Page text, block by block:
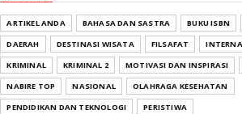
ARTIKEL ANDA BAHASA DAN SASTRA BUKU ISBN
DAERAH
DESTINASI WISATA FILSAFAT
KRIMINAL
KRIMINAL 2 MOTIVASI DAN INSPIRASI
NABIRE TOP
NASIONAL
OLAHRAGA KESEHATAN
PENDIDIKAN DAN TEKNOLOGI
PERISTIWA